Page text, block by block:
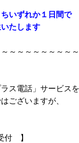
いずれか１日間で
たします
～～～～～～～～
ス電話」サービスを
ございますが、
付 】